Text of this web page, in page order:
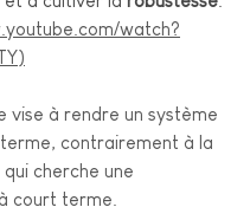
watch?
)
vise à rendre un système
contrairement à la
cherche une
court terme.